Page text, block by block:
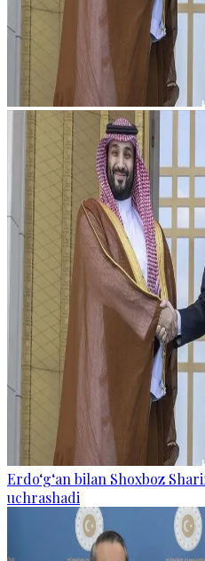
Erdo‘g‘an bilan Shoxboz
uchrashadi